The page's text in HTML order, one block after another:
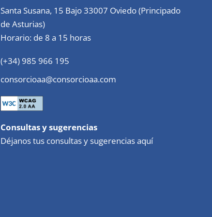
Santa Susana, 15 Bajo 33007 Oviedo (Principado
de Asturias)
Horario: de 8 a 15 horas
(+34) 985 966 195
consorcioaa@consorcioaa.com
Consultas y sugerencias
Déjanos tus consultas y sugerencias aquí